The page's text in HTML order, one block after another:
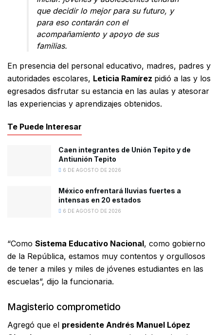
que decidir lo mejor para su futuro, y
para eso contarán con el
acompañamiento y apoyo de sus
familias.
En presencia del personal educativo, madres, padres y
autoridades escolares, Leticia Ramírez pidió a las y los
egresados disfrutar su estancia en las aulas y atesorar
las experiencias y aprendizajes obtenidos.
Te Puede Interesar
Caen integrantes de Unión Tepito y de
Antiunión Tepito
6 DE AGOSTO DE 2026
México enfrentará lluvias fuertes a
intensas en 20 estados
6 DE AGOSTO DE 2026
“Como Sistema Educativo Nacional, como gobierno
de la República, estamos muy contentos y orgullosos
de tener a miles y miles de jóvenes estudiantes en las
escuelas”, dijo la funcionaria.
Magisterio comprometido
Agregó que el presidente Andrés Manuel López